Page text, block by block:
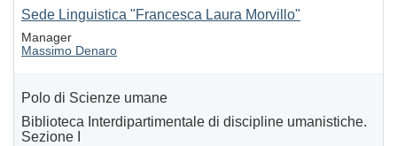
Sede Linguistica "Francesca Laura Morvillo"
Manager
Massimo Denaro
Polo di Scienze umane
Biblioteca Interdipartimentale di discipline umanistiche.
Sezione I